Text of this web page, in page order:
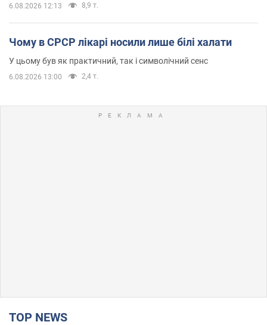
6.08.2026 12:13 8,9 т.
Чому в СРСР лікарі носили лише білі халати
У цьому був як практичний, так і символічний сенс
6.08.2026 13:00 2,4 т.
TOP NEWS